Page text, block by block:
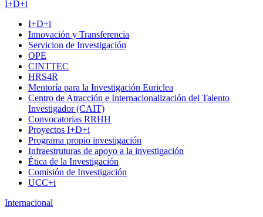
I+D+i
I+D+i
Innovación y Transferencia
Servicion de Investigación
OPE
CINTTEC
HRS4R
Mentoría para la Investigación Euriclea
Centro de Atracción e Internacionalización del Talento
Investigador (CAIT)
Convocatorias RRHH
Proyectos I+D+i
Programa propio investigación
Infraestruturas de apoyo a la investigación
Ética de la Investigación
Comisión de Investigación
UCC+i
Internacional